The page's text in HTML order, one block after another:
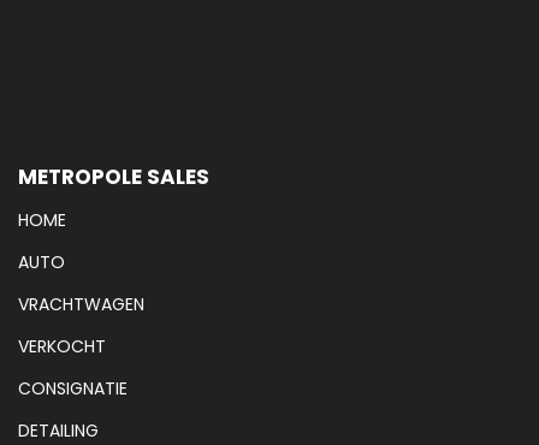
METROPOLE SALES
HOME
AUTO
VRACHTWAGEN
VERKOCHT
CONSIGNATIE
DETAILING